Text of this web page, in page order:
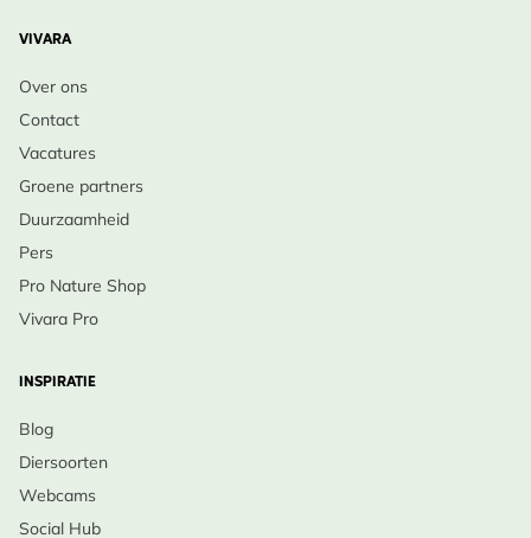
VIVARA
Over ons
Contact
Vacatures
Groene partners
Duurzaamheid
Pers
Pro Nature Shop
Vivara Pro
INSPIRATIE
Blog
Diersoorten
Webcams
Social Hub